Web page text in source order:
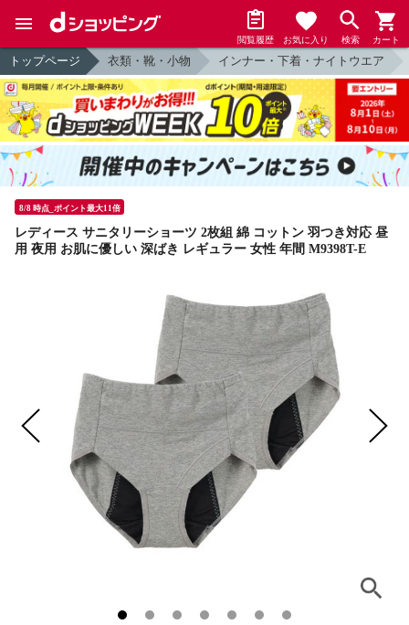
閲覧履歴 お気に入り 検索 カート
トップページ 衣類・靴・小物 インナー・下着・ナイトウエア
8/8 時点_ポイント最大11倍
レディース サニタリーショーツ 2枚組 綿 コットン 羽つき対応 昼
用 夜用 お肌に優しい 深ばき レギュラー 女性 年間 M9398T-E